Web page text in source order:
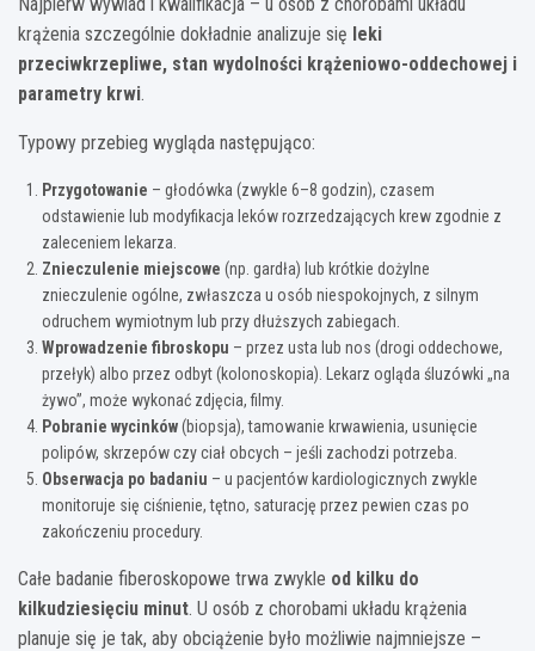
krążenia szczególnie dokładnie analizuje się leki
przeciwkrzepliwe, stan wydolności krążeniowo-oddechowej i
parametry krwi.
Typowy przebieg wygląda następująco:
Przygotowanie – głodówka (zwykle 6–8 godzin), czasem
odstawienie lub modyfikacja leków rozrzedzających krew zgodnie z
zaleceniem lekarza.
Znieczulenie miejscowe (np. gardła) lub krótkie dożylne
znieczulenie ogólne, zwłaszcza u osób niespokojnych, z silnym
odruchem wymiotnym lub przy dłuższych zabiegach.
Wprowadzenie fibroskopu – przez usta lub nos (drogi oddechowe,
przełyk) albo przez odbyt (kolonoskopia). Lekarz ogląda śluzówki „na
żywo”, może wykonać zdjęcia, filmy.
Pobranie wycinków(biopsja), tamowanie krwawienia, usunięcie
polipów, skrzepów czy ciał obcych – jeśli zachodzi potrzeba.
Obserwacja po badaniu – u pacjentów kardiologicznych zwykle
monitoruje się ciśnienie, tętno, saturację przez pewien czas po
zakończeniu procedury.
Całe badanie fiberoskopowe trwa zwykle od kilku do
kilkudziesięciu minut. U osób z chorobami układu krążenia
planuje się je tak, aby obciążenie było możliwie najmniejsze –